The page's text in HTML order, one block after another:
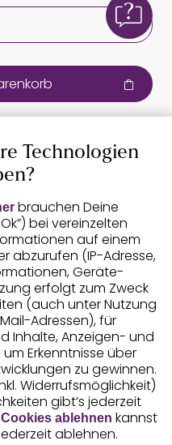
Technologien
brauchen Deine
bei vereinzelten
auf einem
abzurufen (IP-Adresse,
Geräte-
erfolgt zum Zweck
(auch unter Nutzung
Adressen), für
Inhalte, Anzeigen- und
Erkenntnisse über
zu gewinnen.
Widerrufsmöglichkeit)
gibt’s jederzeit
Cookies ablehnen kannst
ablehnen.